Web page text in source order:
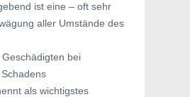
ist eine – oft sehr
aller Umstände des
bei
als wichtigstes